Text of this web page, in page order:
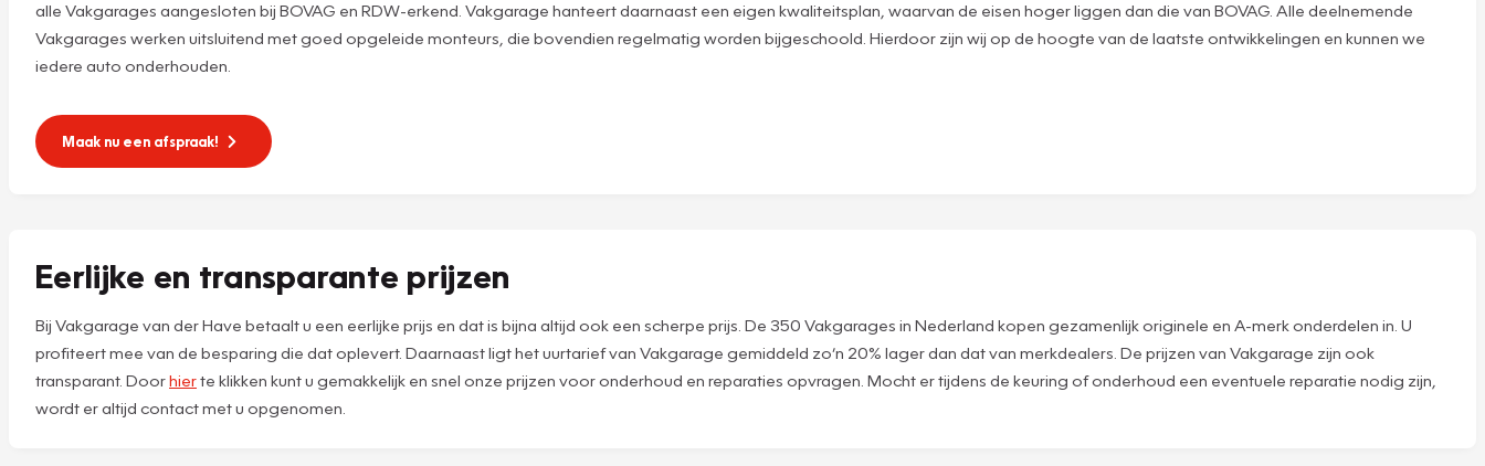
alle Vakgarages aangesloten bij BOVAG en RDW-erkend. Vakgarage hanteert daarnaast een eigen kwaliteitsplan, waarvan de eisen hoger liggen dan die van BOVAG. Alle deelnemende
Vakgarages werken uitsluitend met goed opgeleide monteurs, die bovendien regelmatig worden bijgeschoold. Hierdoor zijn wij op de hoogte van de laatste ontwikkelingen en kunnen we
iedere auto onderhouden.
Maak nu een afspraak!
Eerlijke en transparante prijzen
Bij Vakgarage van der Have betaalt u een eerlijke prijs en dat is bijna altijd ook een scherpe prijs. De 350 Vakgarages in Nederland kopen gezamenlijk originele en A-merk onderdelen in. U
profiteert mee van de besparing die dat oplevert. Daarnaast ligt het uurtarief van Vakgarage gemiddeld zo’n 20% lager dan dat van merkdealers. De prijzen van Vakgarage zijn ook
transparant. Doorhierte klikken kunt u gemakkelijk en snel onze prijzen voor onderhoud en reparaties opvragen. Mocht er tijdens de keuring of onderhoud een eventuele reparatie nodig zijn,
wordt er altijd contact met u opgenomen.